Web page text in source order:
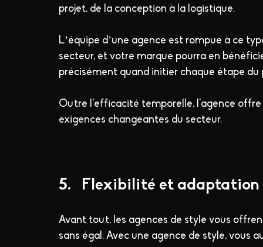
projet, de la conception à la logistique.
L’équipe d’une agence est rompue à ce
secteur, et votre marque pourra en
précisément quand initier chaque étape du
Outre l'efficacité temporelle, l'agence
exigences changeantes du secteur.
5.   Flexibilité et adaptation
Avant tout, les agences de style vous
sans égal. Avec une agence de style, vous